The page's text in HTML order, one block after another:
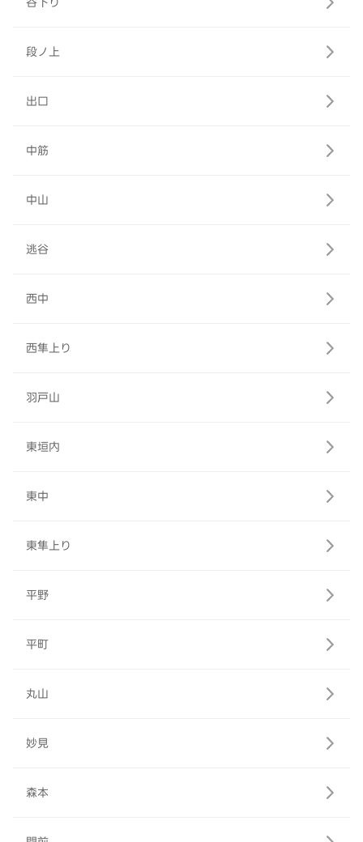
段ノ上
出口
中筋
中山
逃谷
西中
西隼上り
羽戸山
東垣内
東中
東隼上り
平野
平町
丸山
妙見
森本